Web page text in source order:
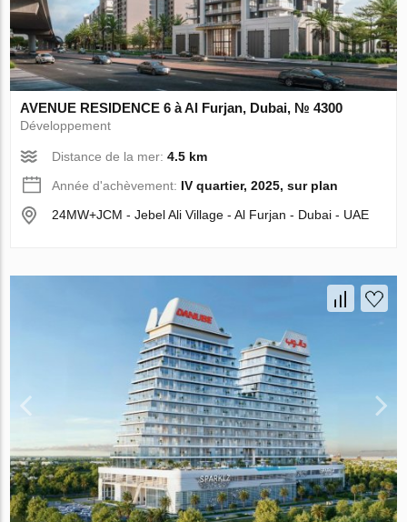
AVENUE RESIDENCE 6 à Al Furjan, Dubai, № 4300
Développement
Distance de la mer:4.5 km
Année d'achèvement: IV quartier, 2025, sur plan
24MW+JCM - Jebel Ali Village - Al Furjan - Dubai - UAE